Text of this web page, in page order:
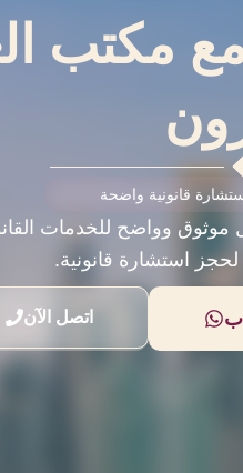
مع مكتب
قانونية واضحة
وواضح للخدمات
استشارة قانونية.
اتصل الآن